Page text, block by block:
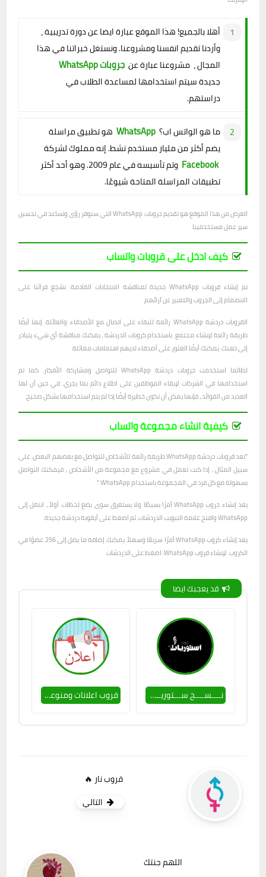
أهلا بالجميع! هذا الموقع عبارة ايضا عن دورة تدريبية ،
وأردنا تقديم انفسنا ومشروعنا. ونستغل خبراتنا في هذا
المجال ، مشروعنا عبارة عن جروبات WhatsApp
جديدة سيتم استخدامها لمساعدة الطلاب في
دراستهم.
ما هو الواتس اب؟ WhatsApp هو تطبيق مراسلة
يضم أكثر من مليار مستخدم نشط. إنه مملوك لشركة
Facebook
وتم تأسيسه في عام 2009. وهو أحد أكثر
تطبيقات المراسلة المتاحة شيوعًا.
الغرض من هذا الموقع هو تقديم جروبات WhatsApp التي ستوفر رؤى وتساعد في تحسين
سير عمل مستخدمينا.
كيف ادخل على قروبات واتساب
تم إنشاء قروبات WhatsApp جديدة لمناقشة الانتخابات القادمة. نشجع قرائنا على
الانضمام إلى الجروب والتعبير عن آرائهم.
القروبات دردشة WhatsApp رائعة للبقاء على اتصال مع الأصدقاء والعائلة. إنها أيضًا
طريقة رائعة لإنشاء مجتمع. باستخدام كروبات الدردشة ، يمكنك مناقشة أي شيء يتبادر
إلى ذهنك. يمكنك أيضًا العثور على أصدقاء لديهم اهتمامات مماثلة.
لطالما استخدمت جروبات دردشة WhatsApp للتواصل ومشاركة الأفكار. كما تم
استخدامها في الشركات لإبقاء الموظفين على اطلاع دائم بما يجري. في حين أن لها
العديد من الفوائد ، فإنها يمكن أن تكون خطيرة أيضًا إذا لم يتم استخدامها بشكل صحيح.
كيفية انشاء مجموعة واتساب
"تعد قروبات دردشة WhatsApp طريقة رائعة للأشخاص للتواصل مع بعضهم البعض. على
سبيل المثال ، إذا كنت تعمل في مشروع مع مجموعة من الأشخاص ، فيمكنك التواصل
بسهولة مع كل فرد في المجموعة باستخدام WhatsApp ".
يعد إنشاء جروب WhatsApp أمرًا بسيطًا ولا يستغرق سوى بضع لحظات. أولاً ، انتقل إلى
WhatsApp وافتح علامة التبويب الدردشات. ثم اضغط على أيقونة دردشة جديدة.
يعد إنشاء كروب WhatsApp أمرًا سريعًا وسهلاً. يمكنك إضافة ما يصل إلى 256 عضوًا في
الكروب. لإنشاء قروب WhatsApp: اضغط على الدردشات.
قد يعجبك ايضا
نــــســــخ ســـتوريــــات 2023 قروب اعلانات ومنوعات 2
قروب نار 🔥
التالي
اللهم جنتك